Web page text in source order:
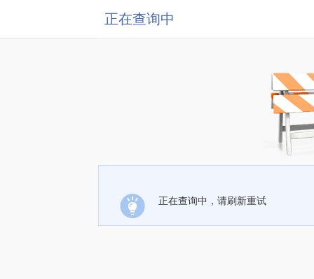
正在查询中
正在查询中，请刷新重试